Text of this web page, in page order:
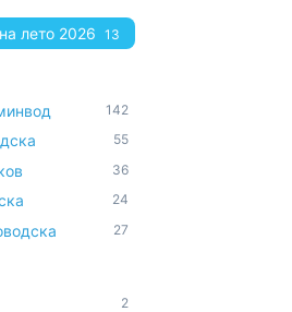
лето 2026 13
142
55
36
24
27
2